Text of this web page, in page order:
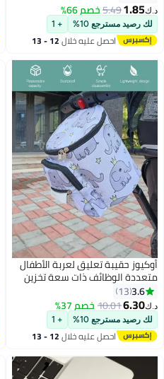
الجماعي
د.ك‏1.85
5.49خصم 66%
لك رصيد مسترجع 10% + 1
احصل عليه خلال 12 - 13
اغسطس
أوكيوز حقيبة تعليق لعربة الأطفال
متعددة الوظائف ذات سعة تخزين
كبيرة عالمية مع مشبك تعليق
سهل الحمل ومناسبة لعربة الأطفال
والدراجة والسكوتر ومقود الدراجة
3.6
13
د.ك‏6.30
10.01خصم 37%
لك رصيد مسترجع 10% + 1
احصل عليه خلال 12 - 13